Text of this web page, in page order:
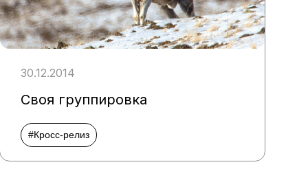
30.12.2014
Своя группировка
#Кросс-релиз